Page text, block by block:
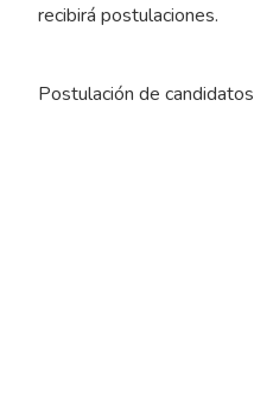
recibirá postulaciones.
Postulación de candidatos